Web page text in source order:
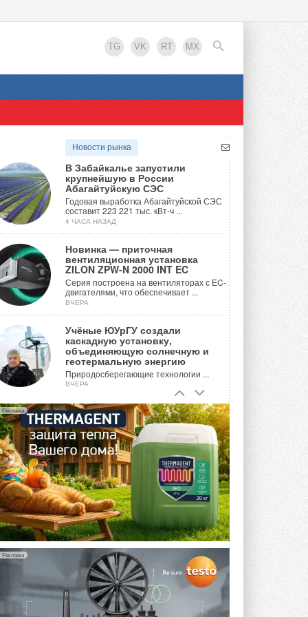
TG VK RT MX
EN
Новости рынка
В Забайкалье запустили
крупнейшую в России
Абагайтуйскую СЭС
Годовая выработка Абагайтуйской СЭС
составит 223 221 тыс. кВт-ч ...
4 ЧАСА НАЗАД
Новинка — приточная
вентиляционная установка
ZILON ZPW-N 2000 INT EC
Серия построена на вентиляторах с EC-
двигателями, что обеспечивает ...
ВЧЕРА
Учёные ЮУрГУ создали
каскадную установку,
объединяющую солнечную и
геотермальную энергию
Природосберегающие технологии ...
ВЧЕРА
Для Арктики создали
технологию защиты
ветрогенераторов от аварий
Разработка учитывает влияние
мерзлоты, обледенения и снеговых ...
ВЧЕРА
Гибридный тепловой насос PV/T
с одним общим испарителем
Исследователи предложили
конструкцию двухисточникового ...
5 АВГУСТА 2026
21-й ежегодный форум
«ЦОД-2026»
Мероприятие пройдет 2-3 сентября в
отеле Radisson Slavyanskaya. Форум
Реклама
Реклама